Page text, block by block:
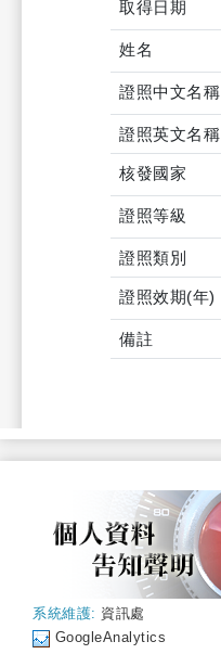
取得日期
姓名
證照中文名稱
證照英文名稱
核發國家
證照等級
證照類別
證照效期(年)
備註
系統維護: 資訊處
GoogleAnalytics